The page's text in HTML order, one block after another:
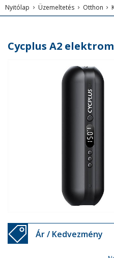
Nyitólap Üzemeltetés Otthon
Cycplus A2
Ár / Kedvezmény